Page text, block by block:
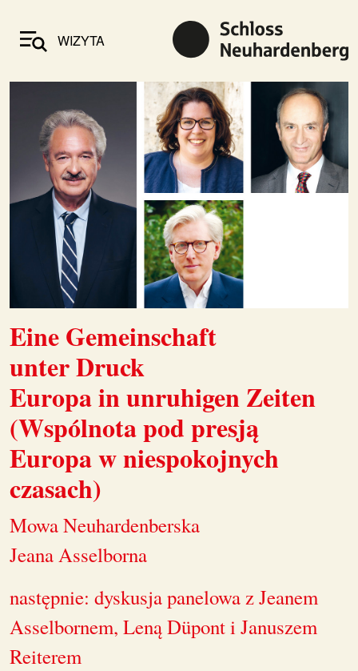
WIZYTA
Eine Gemeinschaft
unter Druck
Europa in unruhigen Zeiten
(Wspólnota pod presją
Europa w niespokojnych
czasach)
Mowa Neuhardenberska
Jeana Asselborna
następnie: dyskusja panelowa z Jeanem
Asselbornem, Leną Düpont i Januszem
Reiterem